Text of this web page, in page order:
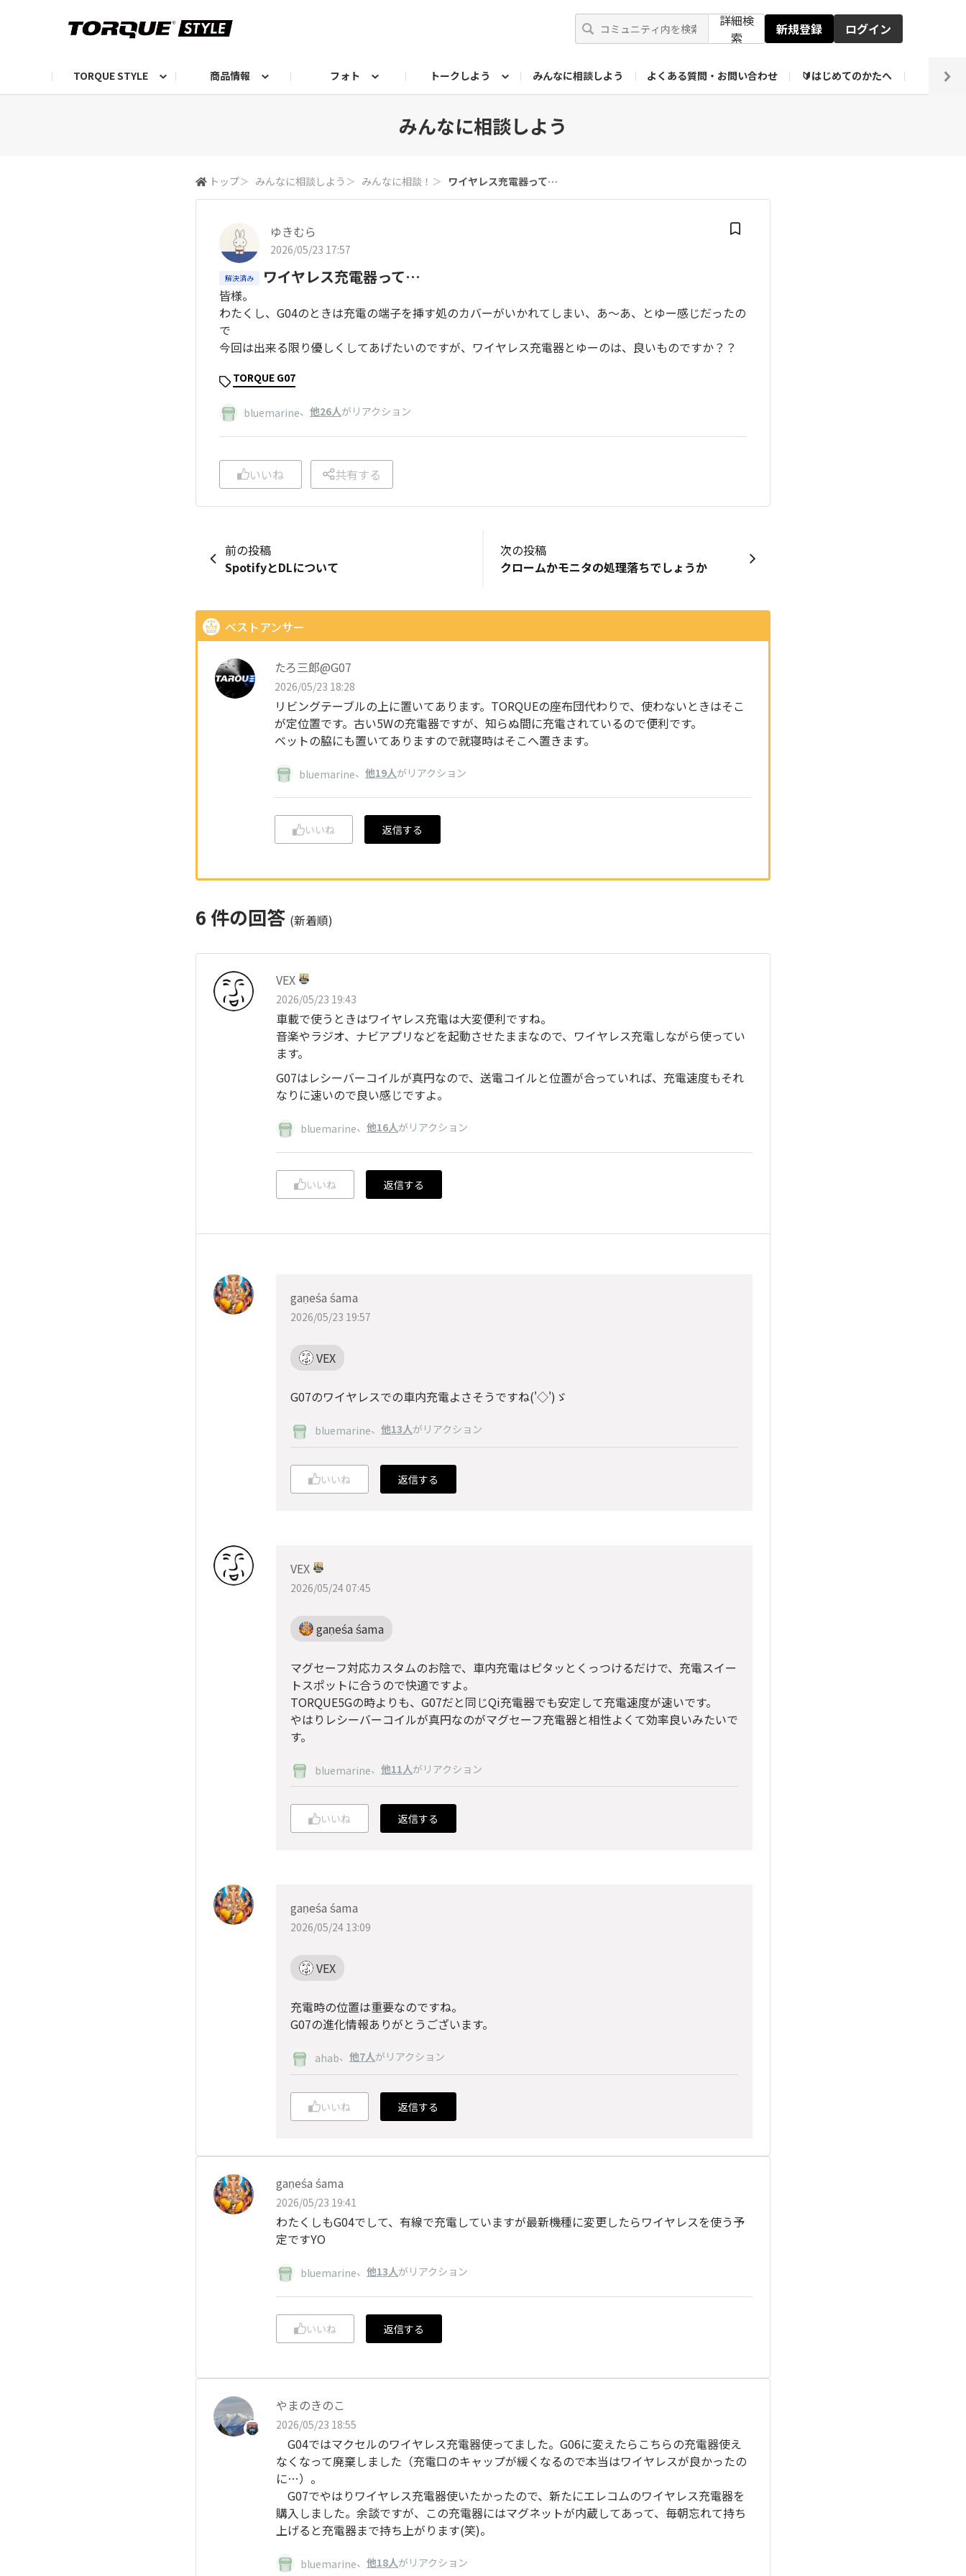
詳細検
索
新規登録 ログイン
TORQUE STYLE 商品情報 フォト トークしよう みんなに相談しよう よくある質問・お問い合わせ 🔰はじめてのかたへ 編集
みんなに相談しよう
トップ＞ みんなに相談しよう ＞ みんなに相談！ ＞ ワイヤレス充電器って…
ゆきむら
2026/05/23 17:57
解決済み ワイヤレス充電器って…
皆様。
わたくし、G04のときは充電の端子を挿す処のカバーがいかれてしまい、あ〜あ、とゆー感じだったの
で
今回は出来る限り優しくしてあげたいのですが、ワイヤレス充電器とゆーのは、良いものですか？？
TORQUE G07
bluemarine、 他26人がリアクション
いいね 共有する
前の投稿
SpotifyとDLについて
次の投稿
クロームかモニタの処理落ちでしょうか
ベストアンサー
たろ三郎@G07
2026/05/23 18:28
リビングテーブルの上に置いてあります。TORQUEの座布団代わりで、使わないときはそこ
が定位置です。古い5Wの充電器ですが、知らぬ間に充電されているので便利です。
ベットの脇にも置いてありますので就寝時はそこへ置きます。
bluemarine、 他19人がリアクション
いいね 返信する
6 件の回答 (新着順)
VEX
2026/05/23 19:43
車載で使うときはワイヤレス充電は大変便利ですね。
音楽やラジオ、ナビアプリなどを起動させたままなので、ワイヤレス充電しながら使ってい
ます。
G07はレシーバーコイルが真円なので、送電コイルと位置が合っていれば、充電速度もそれ
なりに速いので良い感じですよ。
bluemarine、 他16人がリアクション
いいね 返信する
gaṇeśa śama
2026/05/23 19:57
VEX
G07のワイヤレスでの車内充電よさそうですね('◇')ゞ
bluemarine、 他13人がリアクション
いいね 返信する
VEX
2026/05/24 07:45
gaṇeśa śama
マグセーフ対応カスタムのお陰で、車内充電はピタッとくっつけるだけで、充電スイー
トスポットに合うので快適ですよ。
TORQUE5Gの時よりも、G07だと同じQi充電器でも安定して充電速度が速いです。
やはりレシーバーコイルが真円なのがマグセーフ充電器と相性よくて効率良いみたいで
す。
bluemarine、 他11人がリアクション
いいね 返信する
gaṇeśa śama
2026/05/24 13:09
VEX
充電時の位置は重要なのですね。
G07の進化情報ありがとうございます。
ahab、 他7人がリアクション
いいね 返信する
gaṇeśa śama
2026/05/23 19:41
わたくしもG04でして、有線で充電していますが最新機種に変更したらワイヤレスを使う予
定ですYO
bluemarine、 他13人がリアクション
いいね 返信する
やまのきのこ
2026/05/23 18:55
G04ではマクセルのワイヤレス充電器使ってました。G06に変えたらこちらの充電器使え
なくなって廃棄しました（充電口のキャップが緩くなるので本当はワイヤレスが良かったの
に…）。
G07でやはりワイヤレス充電器使いたかったので、新たにエレコムのワイヤレス充電器を
購入しました。余談ですが、この充電器にはマグネットが内蔵してあって、毎朝忘れて持ち
上げると充電器まで持ち上がります(笑)。
bluemarine、 他18人がリアクション